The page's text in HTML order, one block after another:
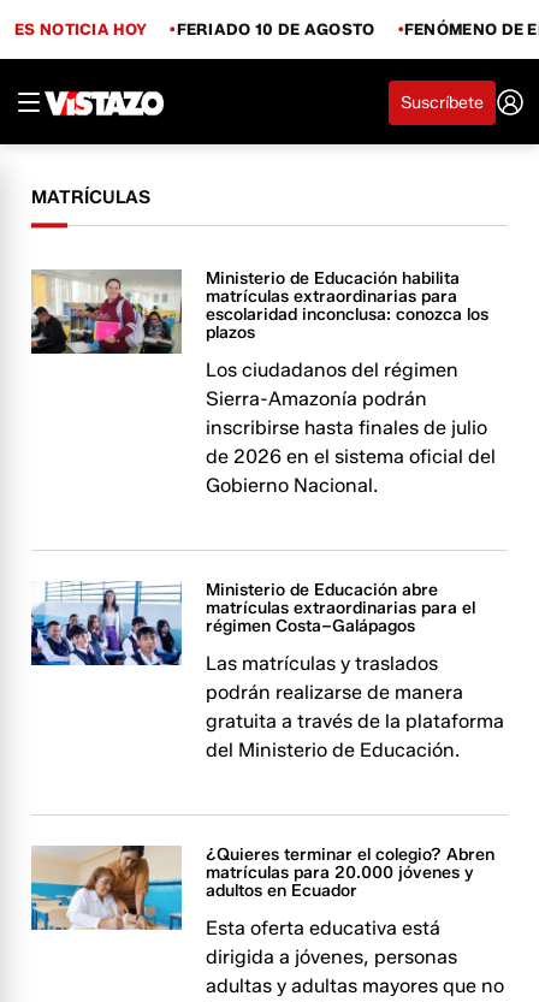
ES NOTICIA HOY FERIADO 10 DE AGOSTO FENÓMENO DE
Suscríbete
MATRÍCULAS
Ministerio de Educación habilita
matrículas extraordinarias para
escolaridad inconclusa: conozca los
plazos
Los ciudadanos del régimen
Sierra-Amazonía podrán
inscribirse hasta finales de julio
de 2026 en el sistema oficial del
Gobierno Nacional.
Ministerio de Educación abre
matrículas extraordinarias para el
régimen Costa–Galápagos
Las matrículas y traslados
podrán realizarse de manera
gratuita a través de la plataforma
del Ministerio de Educación.
¿Quieres terminar el colegio? Abren
matrículas para 20.000 jóvenes y
adultos en Ecuador
Esta oferta educativa está
dirigida a jóvenes, personas
adultas y adultas mayores que no